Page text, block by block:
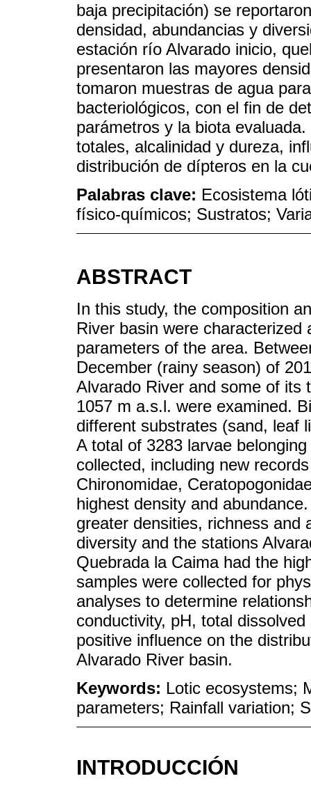
baja precipitación) se
densidad, abundancias y
estación río Alvarado inicio,
presentaron las mayores
tomaron muestras de agua
bacteriológicos, con el fin de
parámetros y la biota
totales, alcalinidad y dureza,
distribución de dípteros en la
Palabras clave: Ecosistema
físico-químicos; Sustratos;
ABSTRACT
In this study, the composition
River basin were
parameters of the area.
December (rainy season) of
Alvarado River and some of its
1057 m a.s.l. were examined.
different substrates (sand, leaf
A total of 3283 larvae
collected, including new
Chironomidae,
highest density and
greater densities, richness and
diversity and the stations
Quebrada la Caima had the
samples were collected for
analyses to determine
conductivity, pH, total
positive influence on the
Alvarado River basin.
Keywords: Lotic ecosystems;
parameters; Rainfall variation;
INTRODUCCIÓN